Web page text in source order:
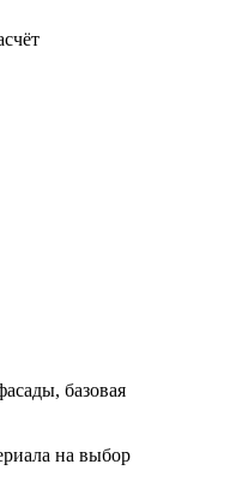
базовая
на выбор